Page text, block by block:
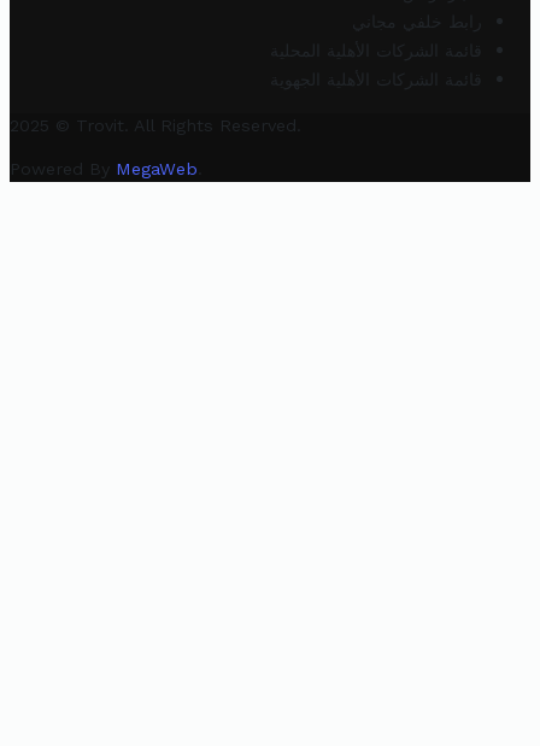
رابط خلفي مجاني
قائمة الشركات الأهلية المحلية
قائمة الشركات الأهلية الجهوية
2025 © Trovit. All Rights Reserved.
Powered By MegaWeb